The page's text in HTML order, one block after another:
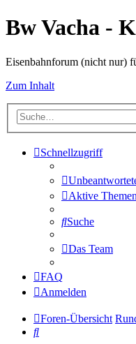
Bw Vacha -
Eisenbahnforum (nicht nur)
Zum Inhalt
Schnellzugriff
Aktive
Suche
Das Team
FAQ
Anmelden
Foren-Übersicht
Suche